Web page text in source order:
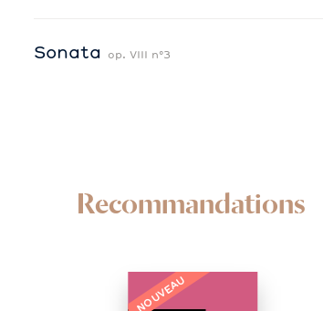
Sonata op. VIII n°3
Recommandations
NOUVEAU